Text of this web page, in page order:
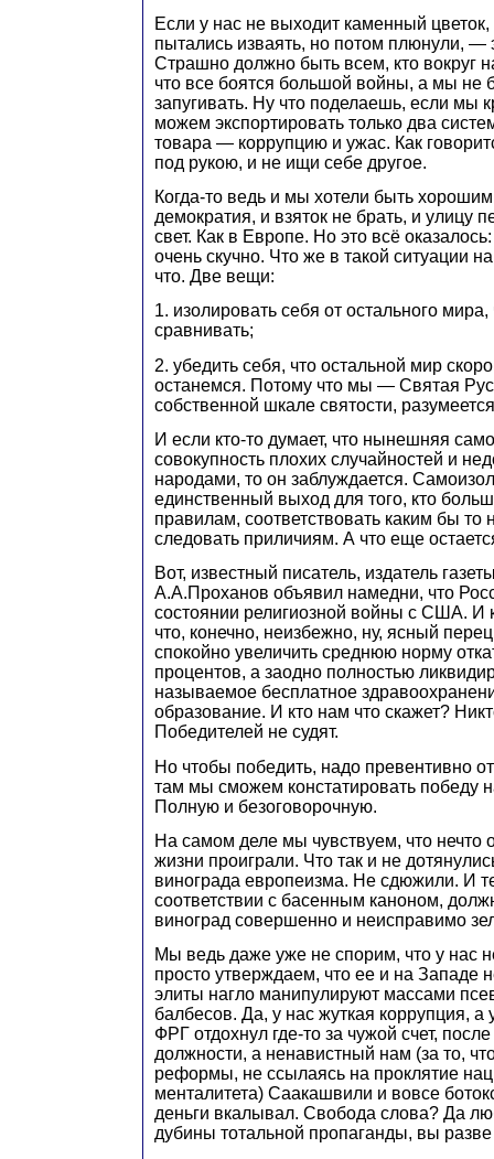
Если у нас не выходит каменный
пытались изваять, но потом плюнули, —
Страшно должно быть всем, кто вокруг
что все боятся большой войны, а мы не
запугивать. Ну что поделаешь, если мы
можем экспортировать только два
товара — коррупцию и ужас. Как
под рукою, и не ищи себе другое.
Когда-то ведь и мы хотели быть
демократия, и взяток не брать, и улицу
свет. Как в Европе. Но это всё
очень скучно. Что же в такой ситуации
что. Две вещи:
1. изолировать себя от остального
сравнивать;
2. убедить себя, что остальной мир
останемся. Потому что мы — Святая
собственной шкале святости,
И если кто-то думает, что нынешняя
совокупность плохих случайностей и
народами, то он заблуждается.
единственный выход для того, кто
правилам, соответствовать каким бы то
следовать приличиям. А что еще
Вот, известный писатель, издатель
А.А.Проханов объявил намедни, что
состоянии религиозной войны с США.
что, конечно, неизбежно, ну, ясный
спокойно увеличить среднюю норму
процентов, а заодно полностью
называемое бесплатное
образование. И кто нам что скажет?
Победителей не судят.
Но чтобы победить, надо превентивно
там мы сможем констатировать победу
Полную и безоговорочную.
На самом деле мы чувствуем, что нечто
жизни проиграли. Что так и не
винограда европеизма. Не сдюжили. И
соответствии с басенным каноном,
виноград совершенно и неисправимо
Мы ведь даже уже не спорим, что у нас
просто утверждаем, что ее и на Западе
элиты нагло манипулируют массами
балбесов. Да, у нас жуткая коррупция, а
ФРГ отдохнул где-то за чужой счет, после
должности, а ненавистный нам (за то,
реформы, не ссылаясь на проклятие
менталитета) Саакашвили и вовсе
деньги вкалывал. Свобода слова? Да
дубины тотальной пропаганды, вы разве